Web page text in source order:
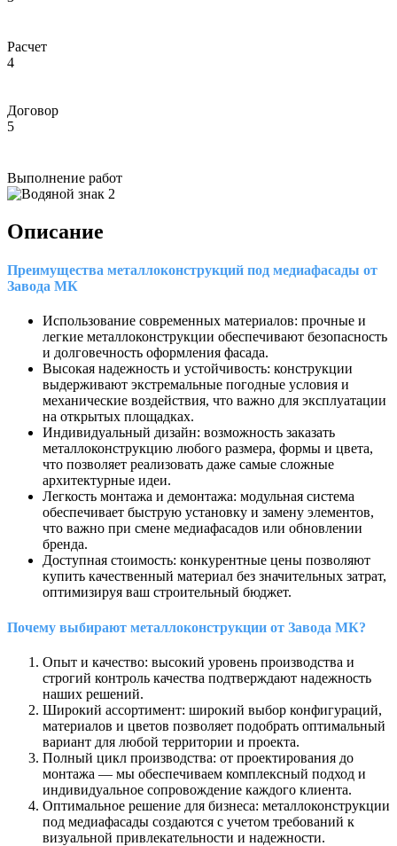
Расчет
4
Договор
5
Выполнение работ
Описание
Преимущества металлоконструкций под медиафасады от
Завода МК
Использование современных материалов: прочные и
легкие металлоконструкции обеспечивают безопасность
и долговечность оформления фасада.
Высокая надежность и устойчивость: конструкции
выдерживают экстремальные погодные условия и
механические воздействия, что важно для эксплуатации
на открытых площадках.
Индивидуальный дизайн: возможность заказать
металлоконструкцию любого размера, формы и цвета,
что позволяет реализовать даже самые сложные
архитектурные идеи.
Легкость монтажа и демонтажа: модульная система
обеспечивает быструю установку и замену элементов,
что важно при смене медиафасадов или обновлении
бренда.
Доступная стоимость: конкурентные цены позволяют
купить качественный материал без значительных затрат,
оптимизируя ваш строительный бюджет.
Почему выбирают металлоконструкции от Завода МК?
Опыт и качество: высокий уровень производства и
строгий контроль качества подтверждают надежность
наших решений.
Широкий ассортимент: широкий выбор конфигураций,
материалов и цветов позволяет подобрать оптимальный
вариант для любой территории и проекта.
Полный цикл производства: от проектирования до
монтажа — мы обеспечиваем комплексный подход и
индивидуальное сопровождение каждого клиента.
Оптимальное решение для бизнеса: металлоконструкции
под медиафасады создаются с учетом требований к
визуальной привлекательности и надежности.